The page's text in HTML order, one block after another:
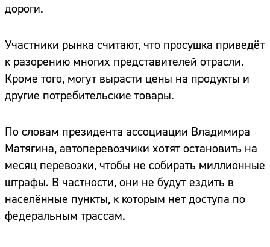
дороги.
Участники рынка считают, что просушка приведёт
к разорению многих представителей отрасли.
Кроме того, могут вырасти цены на продукты и
другие потребительские товары.
По словам президента ассоциации Владимира
Матягина, автоперевозчики хотят остановить на
месяц перевозки, чтобы не собирать миллионные
штрафы. В частности, они не будут ездить в
населённые пункты, к которым нет доступа по
федеральным трассам.